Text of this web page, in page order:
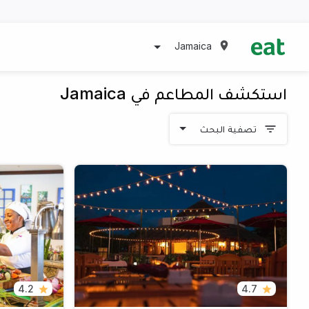
Jamaica
استكشف المطاعم في Jamaica
تصفية البحث
4.7
4.2